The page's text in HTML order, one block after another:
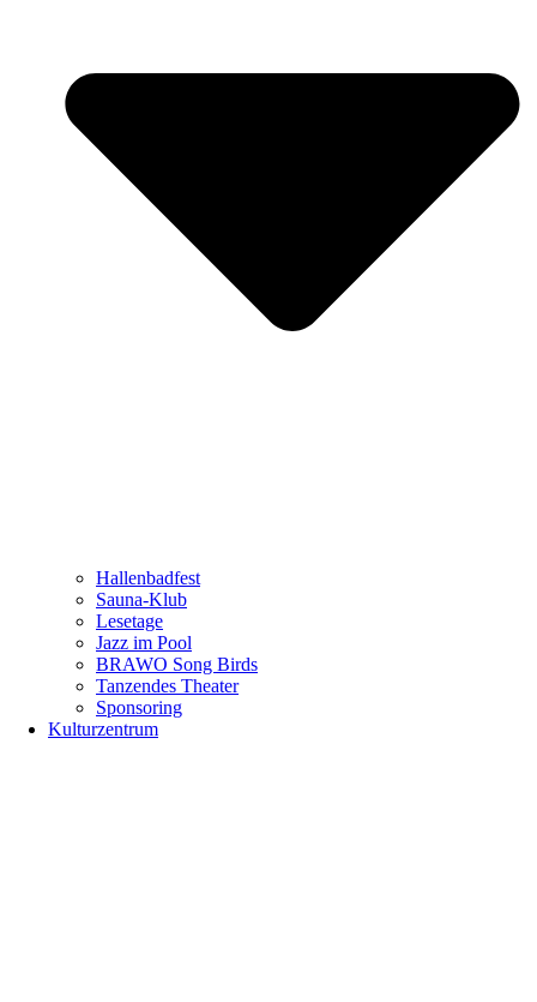
Hallenbadfest
Sauna-Klub
Lesetage
Jazz im Pool
BRAWO Song Birds
Tanzendes Theater
Sponsoring
Kulturzentrum